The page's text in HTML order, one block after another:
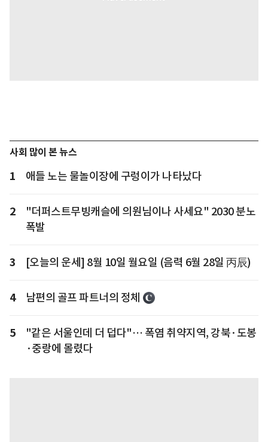
사회 많이 본 뉴스
1 애들 노는 물놀이장에 구렁이가 나타났다
2
"더퍼스트무빙캐슬에 의원님이나 사세요" 2030 분노
폭발
3 [오늘의 운세] 8월 10일 월요일 (음력 6월 28일 丙辰)
4 남편의 골프 파트너의 정체
5
"같은 서울인데 더 덥다"… 폭염 취약지역, 강북·도봉
·중랑에 몰렸다